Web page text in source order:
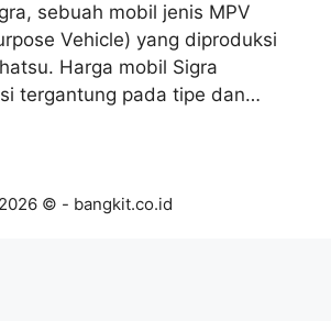
sebuah mobil jenis MPV
Vehicle) yang diproduksi
Harga mobil Sigra
tergantung pada tipe dan…
2026 © - bangkit.co.id